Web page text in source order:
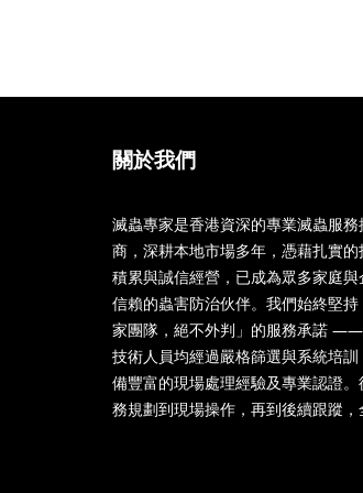
關於我們
滅蟲專家是香港資深的專業滅蟲服務
商，深耕本地市場多年，憑藉扎實的
積累與誠信經營，已成為眾多家庭與
信賴的蟲害防治伙伴。我們始終堅持
家團隊，絕不外判」的服務承諾
技術人員均經過嚴格篩選與系統培訓
備豐富的現場處理經驗及專業認證。
務規劃到現場操作，再到後續跟蹤，